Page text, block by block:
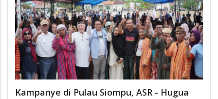
Kampanye di Pulau Siompu, ASR - Hugua